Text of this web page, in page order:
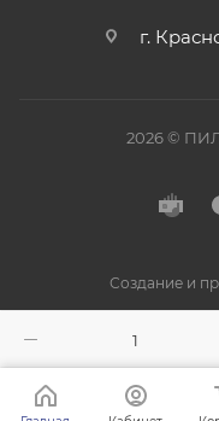
г.
2026 ©
Создание и